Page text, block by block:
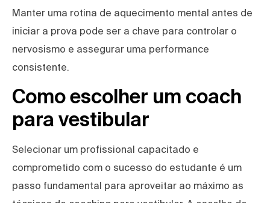
Manter uma rotina de aquecimento mental antes de
iniciar a prova pode ser a chave para controlar o
nervosismo e assegurar uma performance
consistente.
Como escolher um coach
para vestibular
Selecionar um profissional capacitado e
comprometido com o sucesso do estudante é um
passo fundamental para aproveitar ao máximo as